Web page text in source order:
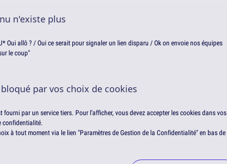
n'existe plus
Oui allô ? / Oui ce serait pour signaler un lien disparu / Ok on envoie nos équipes
le coup"
par vos choix de cookies
fourni par un service tiers. Pour l'afficher, vous devez accepter les cookies dans vos
confidentialité.
à tout moment via le lien "Paramètres de Gestion de la Confidentialité" en bas de